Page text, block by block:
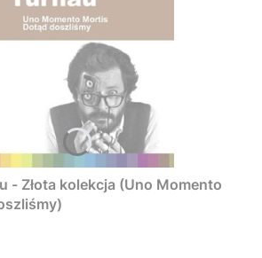
- Złota kolekcja (Uno Momento